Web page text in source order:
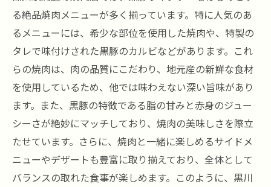
黒川駅で味わえる黒豚の美味しさ
焼肉と黒豚ウインナーのコラボで広がる深いジ
ューシーな世界
異なる食感が織り成す味のハーモニー
黒豚ウインナーと焼肉の美味しさを探る
ジューシーな肉汁を楽しむためのテクニッ
ク
黒川駅周辺で味わう新感覚の焼肉料理
黒豚ウインナーを楽しむためのペアリング
る絶品焼肉メニューが多く揃っています。特に人気のあ
るメニューには、希少な部位を使用した焼肉や、特製の
タレで味付けされた黒豚のカルビなどがあります。これ
らの焼肉は、肉の品質にこだわり、地元産の新鮮な食材
を使用しているため、他では味わえない深い旨味があり
ます。また、黒豚の特徴である脂の甘みと赤身のジュー
シーさが絶妙にマッチしており、焼肉の美味しさを際立
たせています。さらに、焼肉と一緒に楽しめるサイドメ
ニューやデザートも豊富に取り揃えており、全体として
バランスの取れた食事が楽しめます。このように、黒川